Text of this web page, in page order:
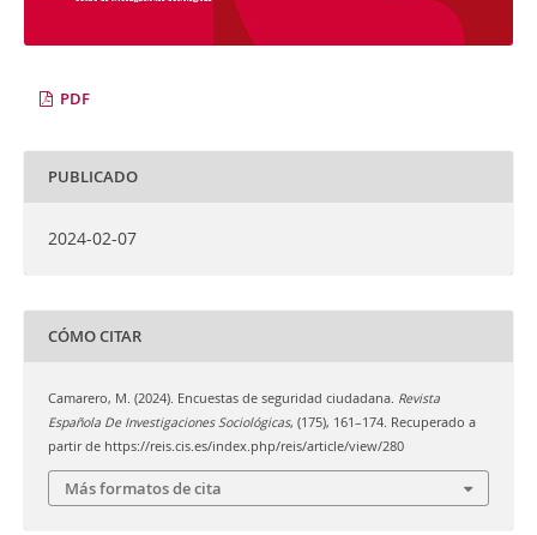
PDF
PUBLICADO
2024-02-07
CÓMO CITAR
Camarero, M. (2024). Encuestas de seguridad ciudadana. Revista
Española De Investigaciones Sociológicas, (175), 161–174. Recuperado a
partir de https://reis.cis.es/index.php/reis/article/view/280
Más formatos de cita